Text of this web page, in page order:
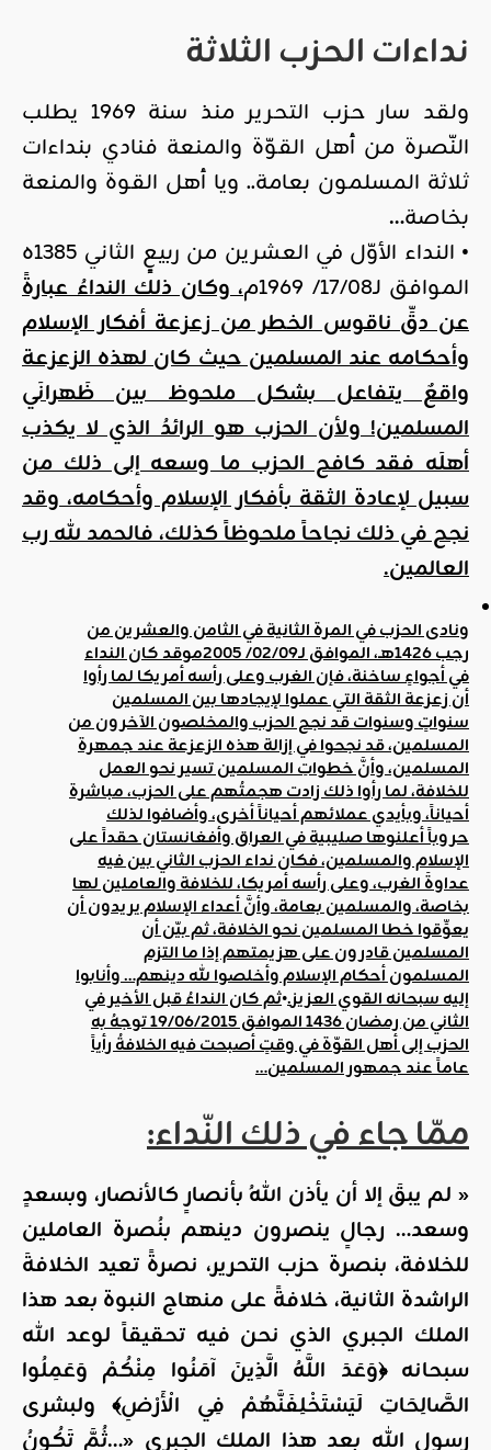
نداءات الحزب الثلاثة
ولقد سار حزب التحرير منذ سنة 1969 يطلب
النّصرة من أهل القوّة والمنعة فنادي بنداءات
ثلاثة المسلمون بعامة.. ويا أهل القوة والمنعة
بخاصة…
• النداء الأوّل في العشرين من ربيعٍ الثاني 1385ه
الموافق لـ17/08/ 1969م
، وكان ذلك النداءُ عبارةً
عن دقِّ ناقوس الخطر من زعزعة أفكار الإسلام
وأحكامه عند المسلمين حيث كان لهذه الزعزعة
واقعٌ يتفاعل بشكل ملحوظ بين ظَهرانَي
المسلمين! ولأن الحزب هو الرائدُ الذي لا يكذب
أهلَه فقد كافح الحزب ما وسعه إلى ذلك من
سبيل لإعادة الثقة بأفكار الإسلام وأحكامه، وقد
نجح في ذلك نجاحاً ملحوظاً كذلك، فالحمد لله رب
العالمين.
ونادى الحزب في المرة الثانية في الثامن والعشرين من
رجب 1426هـ، الموافق لـ02/09/ 2005م
وقد كان النداء
في أجواءٍ ساخنة، فإن الغرب وعلى رأسه أمريكا لما رأوا
أن زعزعة الثقة التي عملوا لإيجادها بين المسلمين
سنواتٍ وسنوات قد نجح الحزب والمخلصون الآخرون من
المسلمين، قد نجحوا في إزالة هذه الزعزعة عند جمهرة
المسلمين، وأنَّ خطواتِ المسلمين تسير نحو العمل
للخلافة، لما رأوا ذلك زادت هجمتُهم على الحزب، مباشرة
أحياناً، وبأيدي عملائهم أحياناً أخرى، وأضافوا لذلك
حروباً أعلنوها صليبية في العراق وأفغانستان حقداً على
الإسلام والمسلمين، فكان نداء الحزب الثاني بين فيه
عداوةَ الغرب، وعلى رأسه أمريكا، للخلافة والعاملين لها
بخاصة، والمسلمين بعامة، وأنَّ أعداء الإسلام يريدون أن
يعوِّقوا خطا المسلمين نحو الخلافة، ثم بيّن أن
المسلمين قادرون على هزيمتهم إذا ما التزم
المسلمون أحكام الإسلام وأخلصوا لله دينهم… وأنابوا
إليه سبحانه القوي العزيز.
•ثم كان النداءُ قبل الأخير في
الثاني من رمضان 1436 الموافق 19/06/2015 توجهُ به
الحزب إلى أهل القوّة في وقتٍ أصبحت فيه الخلافةُ رأياً
عاماً عند جمهور المسلمين…
ممّا جاء في ذلك النّداء:
« لم يبقَ إلا أن يأذن اللهُ بأنصارٍ كالأنصار، وبسعدٍ
وسعد… رجالٍ ينصرون دينهم بنُصرة العاملين
للخلافة، بنصرة حزب التحرير، نصرةً تعيد الخلافةَ
الراشدة الثانية، خلافةً على منهاج النبوة بعد هذا
الملك الجبري الذي نحن فيه تحقيقاً لوعد الله
سبحانه ﴿وَعَدَ اللَّهُ الَّذِينَ آمَنُوا مِنْكُمْ وَعَمِلُوا
الصَّالِحَاتِ لَيَسْتَخْلِفَنَّهُمْ فِي الْأَرْضِ﴾ ولبشرى
رسول الله بعد هذا الملك الجبري «…ثُمَّ تَكُونُ